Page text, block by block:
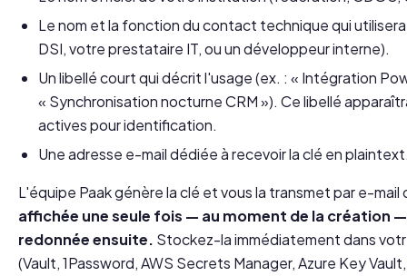
Le nom et la fonction du contact technique qui
DSI, votre prestataire IT, ou un développeur interne).
Un libellé court qui décrit l'usage (ex. : « Intégration
« Synchronisation nocturne CRM »). Ce libellé
actives pour identification.
Une adresse e-mail dédiée à recevoir la clé en
L'équipe Paak génère la clé et vous la transmet par e-
affichée une seule fois — au moment de la création
redonnée ensuite. Stockez-la immédiatement dans
(Vault, 1Password, AWS Secrets Manager, Azure Key